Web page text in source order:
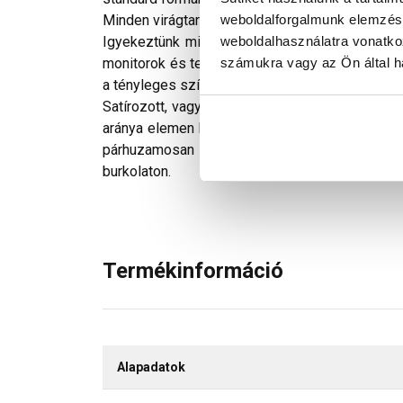
weboldalforgalmunk
weboldalhasználatra
számukra vagy az Ön által
Minden virágtartó edény rendelkezik egy
Igyekeztünk minden technikailag lehetséges
monitorok és telefonok kijelzőin megjelenő
a tényleges színektől.
Satírozott, vagy melírozott színhatású
aránya elemen belül a leggondosabb üzemi
párhuzamosan és kis tételekben történő
burkolaton.
Termékinformáció
Alapadatok